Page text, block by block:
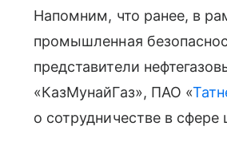
Напомним, что ранее, в
промышленная
представители
«КазМунайГаз», ПАО «
о сотрудничестве в